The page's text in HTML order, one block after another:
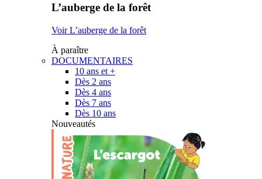
L’auberge de la forêt
Voir L’auberge de la forêt
À paraître
DOCUMENTAIRES
10 ans et +
Dès 2 ans
Dès 4 ans
Dès 7 ans
Dès 10 ans
Nouveautés